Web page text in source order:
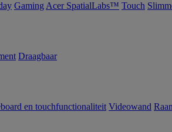
Gaming Acer SpatialLabs™ Touch
Draagbaar
en touchfunctionaliteit Videowand